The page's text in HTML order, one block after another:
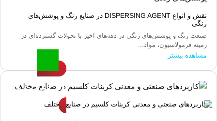
نقش و انواع DISPERSING AGENT در صنایع رنگ و پوشش‌های
رنگی
صنعت رنگ و پوشش‌های رنگی در دهه‌های اخیر با تحولات گسترده‌ای در
زمینه فرمولاسیون، مواد...
مشاهده بیشتر
کاربردهای صنعتی و معدنی کربنات کلسیم در صنایع مختلف
88032858-61